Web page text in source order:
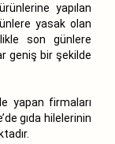
yapılan
yasak olan
son günlere
geniş bir şekilde
yapan firmaları
gıda hilelerinin